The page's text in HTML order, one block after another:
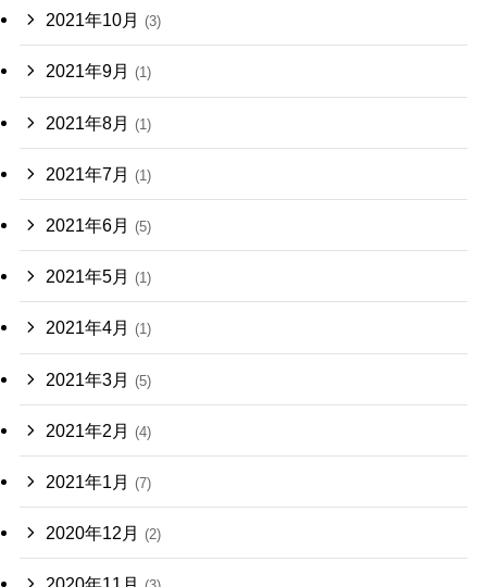
2021年10月 (3)
2021年9月 (1)
2021年8月 (1)
2021年7月 (1)
2021年6月 (5)
2021年5月 (1)
2021年4月 (1)
2021年3月 (5)
2021年2月 (4)
2021年1月 (7)
2020年12月 (2)